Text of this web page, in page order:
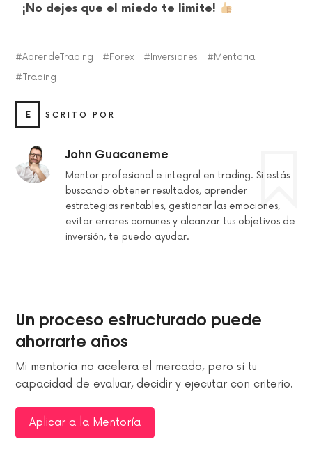
¡No dejes que el miedo te limite!
AprendeTrading Forex Inversiones
Mentoria
Trading
E SCRITO POR
John Guacaneme
Mentor profesional e integral en trading. Si estás
buscando obtener resultados, aprender
estrategias rentables, gestionar las emociones,
evitar errores comunes y alcanzar tus objetivos de
inversión, te puedo ayudar.
Un proceso estructurado puede
ahorrarte años
Mi mentoría no acelera el mercado, pero sí tu
capacidad de evaluar, decidir y ejecutar con criterio.
Aplicar a la Mentoría